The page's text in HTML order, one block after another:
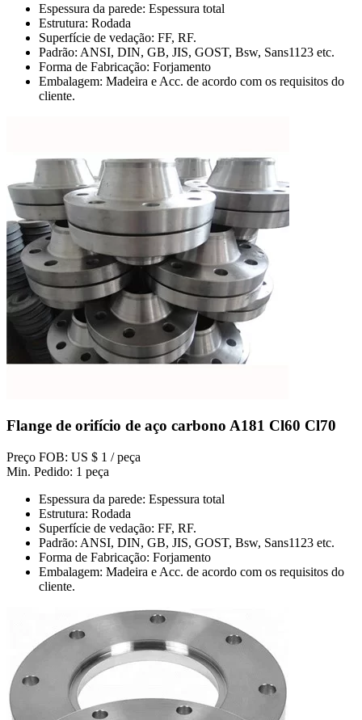
Espessura da parede: Espessura total
Estrutura: Rodada
Superfície de vedação: FF, RF.
Padrão: ANSI, DIN, GB, JIS, GOST, Bsw, Sans1123 etc.
Forma de Fabricação: Forjamento
Embalagem: Madeira e Acc. de acordo com os requisitos do
cliente.
Flange de orifício de aço carbono A181 Cl60 Cl70
Preço FOB: US $ 1 / peça
Min. Pedido: 1 peça
Espessura da parede: Espessura total
Estrutura: Rodada
Superfície de vedação: FF, RF.
Padrão: ANSI, DIN, GB, JIS, GOST, Bsw, Sans1123 etc.
Forma de Fabricação: Forjamento
Embalagem: Madeira e Acc. de acordo com os requisitos do
cliente.